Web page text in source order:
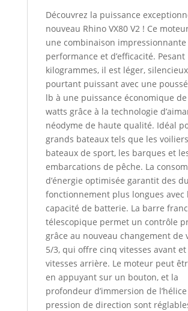
Découvrez la puissance
nouveau Rhino VX80 V2 ! Ce
une combinaison impressionnante
performance et d’efficacité. Pesant
kilogrammes, il est léger,
pourtant puissant avec une
lb à une puissance économique de
watts grâce à la technologie
néodyme de haute qualité. Idéal
grands bateaux tels que les
bateaux de sport, les barques et
embarcations de pêche. La
d’énergie optimisée garantit des
fonctionnement plus longues avec
capacité de batterie. La barre
télescopique permet un contrôle
grâce au nouveau changement de
5/3, qui offre cinq vitesses avant
vitesses arrière. Le moteur peut
en appuyant sur un bouton, et la
profondeur d’immersion de
pression de direction sont